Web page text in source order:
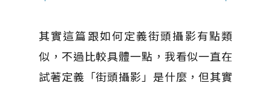
其實這篇跟如何定義街頭攝影有點類
似，不過比較具體一點，我看似一直在
試著定義「街頭攝影」是什麼，但其實